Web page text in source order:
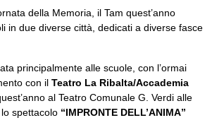
della Memoria, il Tam quest’anno
in due diverse città, dedicati a diverse fasce
principalmente alle scuole, con l’ormai
con il Teatro La Ribalta/Accademia
al Teatro Comunale G. Verdi alle
spettacolo “IMPRONTE DELL’ANIMA”